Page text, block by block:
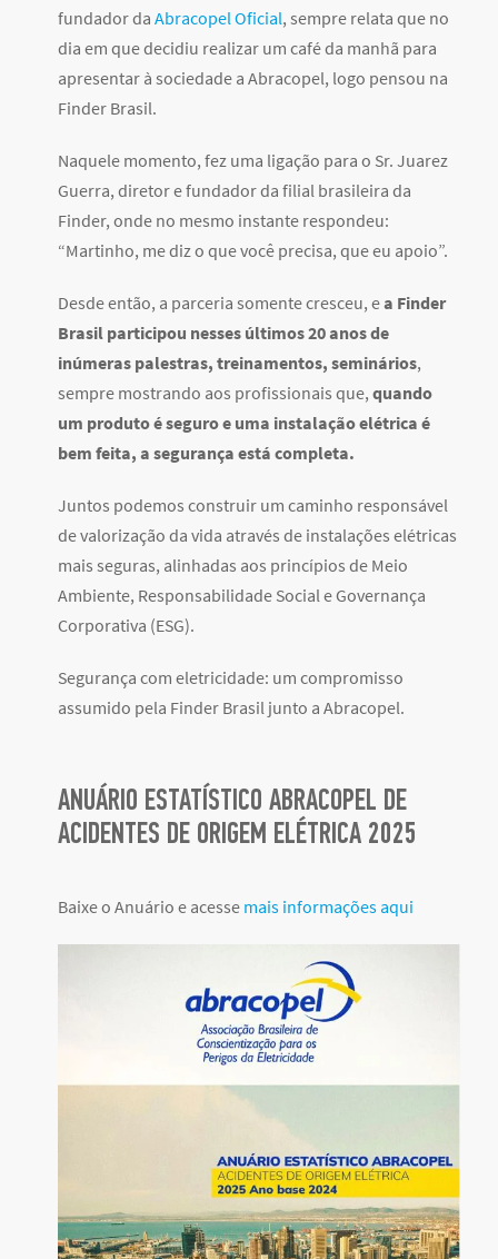
fundador da Abracopel Oficial, sempre relata que no
dia em que decidiu realizar um café da manhã para
apresentar à sociedade a Abracopel, logo pensou na
Finder Brasil.
Naquele momento, fez uma ligação para o Sr. Juarez
Guerra, diretor e fundador da filial brasileira da
Finder, onde no mesmo instante respondeu:
“Martinho, me diz o que você precisa, que eu apoio”.
Desde então, a parceria somente cresceu, ea Finder
Brasil participou nesses últimos 20 anos de
inúmeras palestras, treinamentos, seminários,
sempre mostrando aos profissionais que, quando
um produto é seguro e uma instalação elétrica é
bem feita, a segurança está completa.
Juntos podemos construir um caminho responsável
de valorização da vida através de instalações elétricas
mais seguras, alinhadas aos princípios de Meio
Ambiente, Responsabilidade Social e Governança
Corporativa (ESG).
Segurança com eletricidade: um compromisso
assumido pela Finder Brasil junto a Abracopel.
ANUÁRIO ESTATÍSTICO ABRACOPEL DE
ACIDENTES DE ORIGEM ELÉTRICA 2025
Baixe o Anuário e acesse mais informações aqui